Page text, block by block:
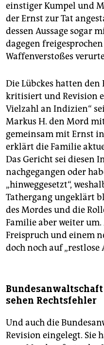
einstiger Kumpel und
der Ernst zur Tat
dessen Aussage sogar
dagegen
Waffenverstoßes
Die Lübckes hatten den
kritisiert und Revision
Vielzahl an Indizien“
Markus H. den Mord
gemeinsam mit Ernst
erklärt die Familie
Das Gericht sei diesen
nachgegangen oder
„hinweggesetzt“,
Tathergang ungeklärt
des Mordes und die
Familie aber weiter
Freispruch und einem
doch noch auf „restlose
sehen Rechtsfehler
Und auch die
Revision eingelegt. Sie